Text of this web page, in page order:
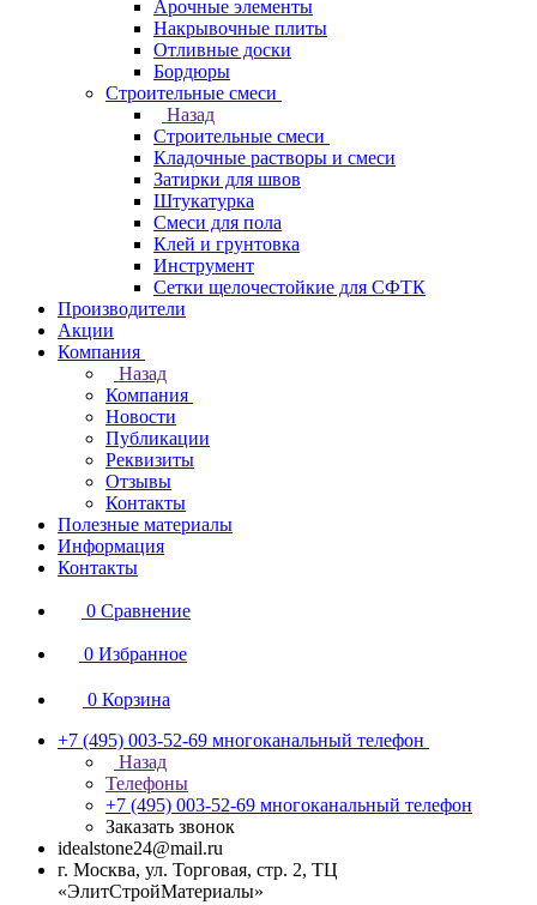
Арочные элементы
Накрывочные плиты
Отливные доски
Бордюры
Строительные смеси
Назад
Строительные смеси
Кладочные растворы и смеси
Затирки для швов
Штукатурка
Смеси для пола
Клей и грунтовка
Инструмент
Сетки щелочестойкие для СФТК
Производители
Акции
Компания
Назад
Компания
Новости
Публикации
Реквизиты
Отзывы
Контакты
Полезные материалы
Информация
Контакты
0 Сравнение
0 Избранное
0 Корзина
+7 (495) 003-52-69 многоканальный телефон
Назад
Телефоны
+7 (495) 003-52-69 многоканальный телефон
Заказать звонок
idealstone24@mail.ru
г. Москва, ул. Торговая, стр. 2, ТЦ
«ЭлитСтройМатериалы»